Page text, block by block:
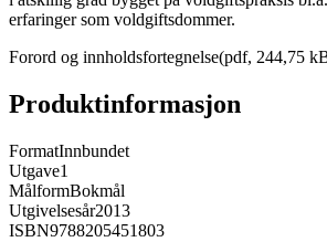
erfaringer som voldgiftsdommer.
Forord og innholdsfortegnelse(pdf, 244,75
Produktinformasjon
FormatInnbundet
Utgave1
MålformBokmål
Utgivelsesår2013
ISBN9788205451803